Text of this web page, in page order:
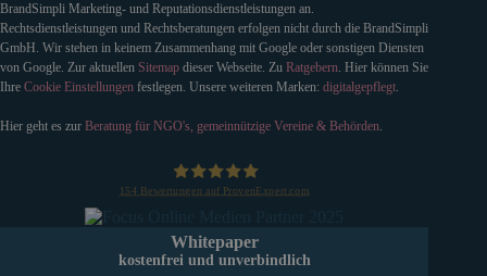
BrandSimpli Marketing- und Reputationsdienstleistungen an.
Rechtsdienstleistungen und Rechtsberatungen erfolgen nicht durch die BrandSimpli
GmbH. Wir stehen in keinem Zusammenhang mit Google oder sonstigen Diensten
von Google. Zur aktuellen Sitemap dieser Webseite. Zu Ratgebern. Hier können Sie
Ihre Cookie Einstellungen festlegen. Unsere weiteren Marken: digitalgepflegt.
Hier geht es zur Beratung für NGO's, gemeinnützige Vereine & Behörden.
154 Bewertungen auf ProvenExpert.com
Whitepaper
kostenfrei und unverbindlich